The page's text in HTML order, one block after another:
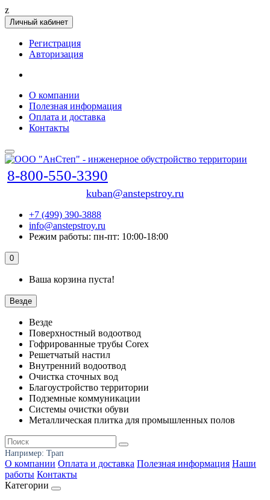
z
Личный кабинет
Регистрация
Авторизация
О компании
Полезная информация
Оплата и доставка
Контакты
8-800-550-3390
kuban@anstepstroy.ru
+7 (499) 390-3888
info@anstepstroy.ru
Режим работы: пн-пт: 10:00-18:00
0
Ваша корзина пуста!
Везде
Везде
Поверхностный водоотвод
Гофрированные трубы Corex
Решетчатый настил
Внутренний водоотвод
Очистка сточных вод
Благоустройство территории
Подземные коммуникации
Системы очистки обуви
Металлическая плитка для промышленных полов
Например: Трап
О компании Оплата и доставка Полезная информация Наши
работы Контакты
Категории